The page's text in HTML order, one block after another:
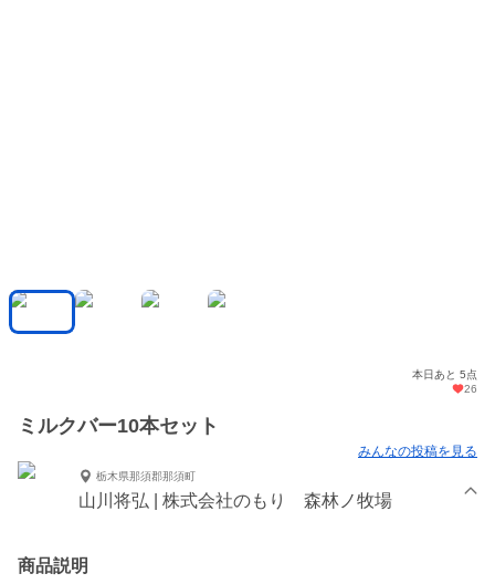
本日あと 5点
26
ミルクバー10本セット
みんなの投稿を見る
栃木県那須郡那須町
山川将弘 | 株式会社のもり 森林ノ牧場
商品説明